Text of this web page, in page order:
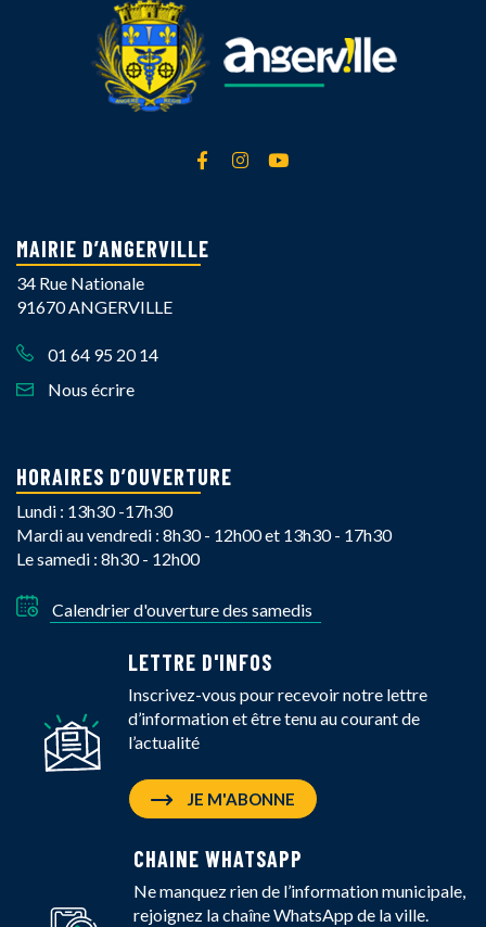
Lien vers le compte Facebook
Lien vers le compte
MAIRIE D’ANGERVILLE
34 Rue Nationale
91670 ANGERVILLE
01 64 95 20 14
Nous écrire
HORAIRES D’OUVERTURE
Lundi : 13h30 -17h30
Mardi au vendredi : 8h30 - 12h00 et 13h30 - 17h30
Le samedi : 8h30 - 12h00
Calendrier d'ouverture des samedis
LETTRE D'INFOS
Inscrivez-vous pour recevoir notre lettre
d’information et être tenu au courant de
l’actualité
JE M'ABONNE
CHAINE WHATSAPP
Ne manquez rien de l’information municipale,
rejoignez la chaîne WhatsApp de la ville.